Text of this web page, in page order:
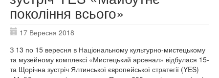
покоління всього»
17 Вересня 2018
З 13 по 15 вересня в Національному культурно-мистецькому
та музейному комплексі «Мистецький арсенал» відбулася 15-
та Щорічна зустріч Ялтинської європейської стратегії (YES)